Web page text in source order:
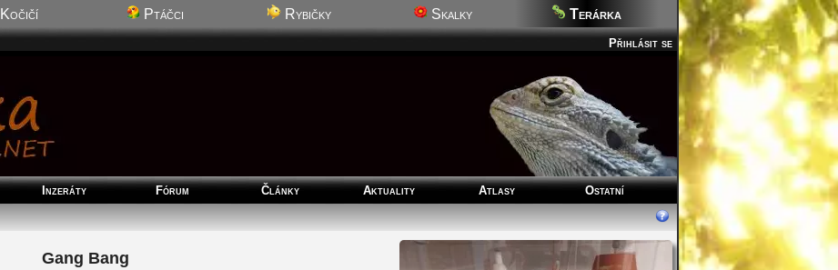
Kočičí Ptáčci Rybičky Skalky Terárka
Přihlásit se
Inzeráty Fórum Články Aktuality Atlasy
Ostatní
Gang Bang